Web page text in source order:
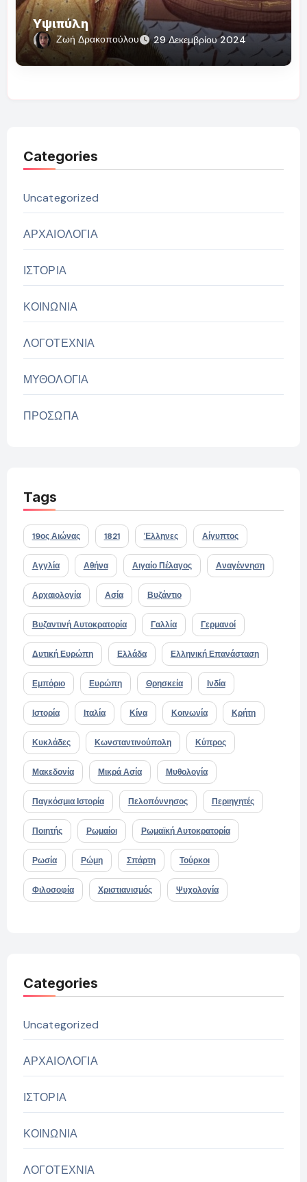
Υψιπύλη
Ζωή Δρακοπούλου 29 Δεκεμβρίου 2024
Categories
Uncategorized
ΑΡΧΑΙΟΛΟΓΙΑ
ΙΣΤΟΡΙΑ
ΚΟΙΝΩΝΙΑ
ΛΟΓΟΤΕΧΝΙΑ
ΜΥΘΟΛΟΓΙΑ
ΠΡΟΣΩΠΑ
Tags
19ος Αιώνας 1821 Έλληνες Αίγυπτος
Αγγλία Αθήνα Αιγαίο Πέλαγος Αναγέννηση
Αρχαιολογία Ασία Βυζάντιο
Βυζαντινή Αυτοκρατορία Γαλλία Γερμανοί
Δυτική Ευρώπη Ελλάδα Ελληνική Επανάσταση
Εμπόριο Ευρώπη Θρησκεία Ινδία
Ιστορία Ιταλία Κίνα Κοινωνία Κρήτη
Κυκλάδες Κωνσταντινούπολη Κύπρος
Μακεδονία Μικρά Ασία Μυθολογία
Παγκόσμια Ιστορία Πελοπόννησος Περιηγητές
Ποιητής Ρωμαίοι Ρωμαϊκή Αυτοκρατορία
Ρωσία Ρώμη Σπάρτη Τούρκοι
Φιλοσοφία Χριστιανισμός Ψυχολογία
Categories
Uncategorized
ΑΡΧΑΙΟΛΟΓΙΑ
ΙΣΤΟΡΙΑ
ΚΟΙΝΩΝΙΑ
ΛΟΓΟΤΕΧΝΙΑ